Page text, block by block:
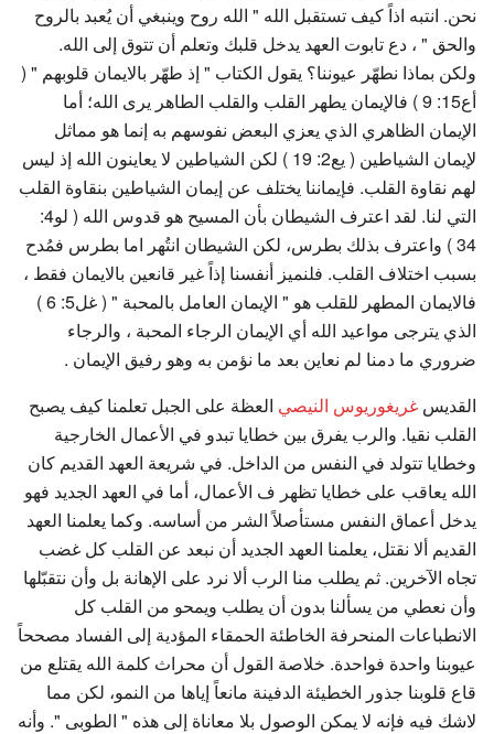
نحن. انتبه اذاً كيف تستقبل الله " الله روح وينبغي أن يُعبد بالروح
والحق " ، دع تابوت العهد يدخل قلبك وتعلم أن تتوق إلى الله.
ولكن بماذا نطهّر عيوننا؟ يقول الكتاب " إذ طهّر بالايمان قلوبهم " (
أع15: 9 ) فالإيمان يطهر القلب والقلب الطاهر يرى الله؛ أما
الإيمان الظاهري الذي يعزي البعض نفوسهم به إنما هو مماثل
لإيمان الشياطين ( يع2: 19 ) لكن الشياطين لا يعاينون الله إذ ليس
لهم نقاوة القلب. فإيماننا يختلف عن إيمان الشياطين بنقاوة القلب
التي لنا. لقد اعترف الشيطان بأن المسيح هو قدوس الله ( لو4:
34 ) واعترف بذلك بطرس، لكن الشيطان انتُهر اما بطرس فمُدح
بسبب اختلاف القلب. فلنميز أنفسنا إذاً غير قانعين بالايمان فقط ،
فالايمان المطهر للقلب هو " الإيمان العامل بالمحبة " ( غل5: 6 )
الذي يترجى مواعيد الله أي الإيمان الرجاء المحبة ، والرجاء
ضروري ما دمنا لم نعاين بعد ما نؤمن به وهو رفيق الإيمان .
القديس غريغوريوس النيصي العظة على الجبل تعلمنا كيف يصبح
القلب نقيا. والرب يفرق بين خطايا تبدو في الأعمال الخارجية
وخطايا تتولد في النفس من الداخل. في شريعة العهد القديم كان
الله يعاقب على خطايا تظهر ف الأعمال، أما في العهد الجديد فهو
يدخل أعماق النفس مستأصلاً الشر من أساسه. وكما يعلمنا العهد
القديم ألا نقتل، يعلمنا العهد الجديد أن نبعد عن القلب كل غضب
تجاه الآخرين. ثم يطلب منا الرب ألا نرد على الإهانة بل وأن نتقبّلها
وأن نعطي من يسألنا بدون أن يطلب ويمحو من القلب كل
الانطباعات المنحرفة الخاطئة الحمقاء المؤدية إلى الفساد مصححاً
عيوبنا واحدة فواحدة. خلاصة القول أن محراث كلمة الله يقتلع من
قاع قلوبنا جذور الخطيئة الدفينة مانعاً إياها من النمو، لكن مما
لاشك فيه فإنه لا يمكن الوصول بلا معاناة إلى هذه " الطوبى ". وأنه